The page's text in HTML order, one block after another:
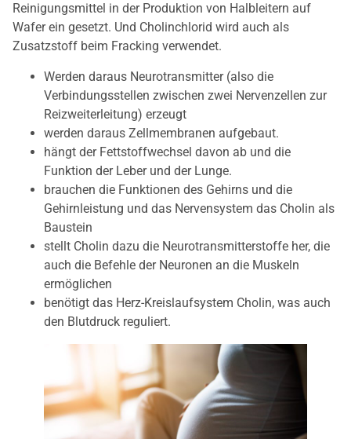
Reinigungsmittel in der Produktion von Halbleitern auf
Wafer ein gesetzt. Und Cholinchlorid wird auch als
Zusatzstoff beim Fracking verwendet.
Werden daraus Neurotransmitter (also die
Verbindungsstellen zwischen zwei Nervenzellen zur
Reizweiterleitung) erzeugt
werden daraus Zellmembranen aufgebaut.
hängt der Fettstoffwechsel davon ab und die
Funktion der Leber und der Lunge.
brauchen die Funktionen des Gehirns und die
Gehirnleistung und das Nervensystem das Cholin als
Baustein
stellt Cholin dazu die Neurotransmitterstoffe her, die
auch die Befehle der Neuronen an die Muskeln
ermöglichen
benötigt das Herz-Kreislaufsystem Cholin, was auch
den Blutdruck reguliert.